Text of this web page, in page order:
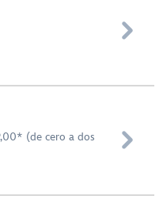

(de cero a dos
